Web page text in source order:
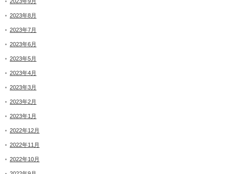
2023年8月
2023年7月
2023年6月
2023年5月
2023年4月
2023年3月
2023年2月
2023年1月
2022年12月
2022年11月
2022年10月